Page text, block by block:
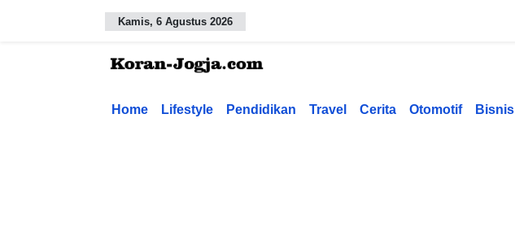
Kamis, 6 Agustus 2026
Home Lifestyle Pendidikan Travel Cerita Otomotif Bisnis